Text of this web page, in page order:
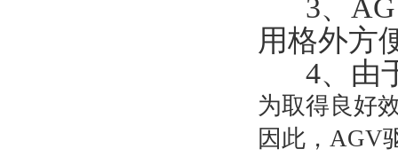
3、
用格外方
4、由于
为取得良好
因此，AGV